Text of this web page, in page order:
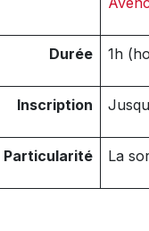
Durée 1h
Inscription
Particularité La